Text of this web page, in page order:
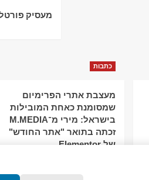
מעסיק
כתבות
מעצבת אתרי הפרימיום
שמסומנת כאחת המובילות
בישראל: מירי מ־M.MEDIA
זכתה בתואר "אתר החודש"
של Elementor